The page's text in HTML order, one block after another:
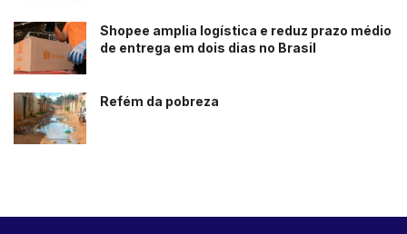
Shopee amplia logística e reduz prazo médio
de entrega em dois dias no Brasil
Refém da pobreza